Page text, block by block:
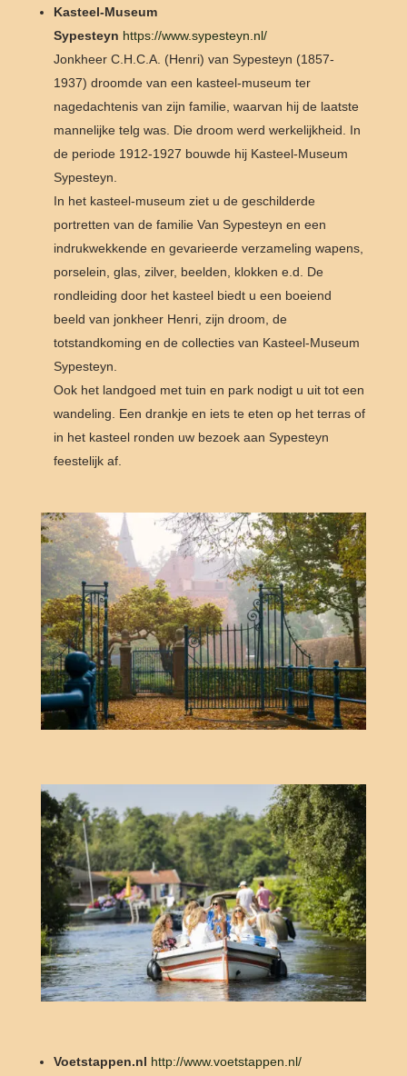
Kasteel-Museum
Sypesteyn https://www.sypesteyn.nl/
Jonkheer C.H.C.A. (Henri) van Sypesteyn (1857-
1937) droomde van een kasteel-museum ter
nagedachtenis van zijn familie, waarvan hij de laatste
mannelijke telg was. Die droom werd werkelijkheid. In
de periode 1912-1927 bouwde hij Kasteel-Museum
Sypesteyn.
In het kasteel-museum ziet u de geschilderde
portretten van de familie Van Sypesteyn en een
indrukwekkende en gevarieerde verzameling wapens,
porselein, glas, zilver, beelden, klokken e.d. De
rondleiding door het kasteel biedt u een boeiend
beeld van jonkheer Henri, zijn droom, de
totstandkoming en de collecties van Kasteel-Museum
Sypesteyn.
Ook het landgoed met tuin en park nodigt u uit tot een
wandeling. Een drankje en iets te eten op het terras of
in het kasteel ronden uw bezoek aan Sypesteyn
feestelijk af.
Voetstappen.nl http://www.voetstappen.nl/